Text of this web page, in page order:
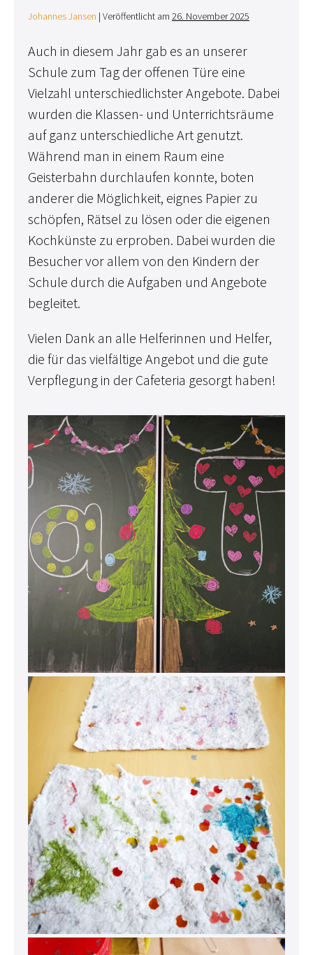
Johannes Jansen | Veröffentlicht am 26. November 2025
Auch in diesem Jahr gab es an unserer
Schule zum Tag der offenen Türe eine
Vielzahl unterschiedlichster Angebote. Dabei
wurden die Klassen- und Unterrichtsräume
auf ganz unterschiedliche Art genutzt.
Während man in einem Raum eine
Geisterbahn durchlaufen konnte, boten
anderer die Möglichkeit, eignes Papier zu
schöpfen, Rätsel zu lösen oder die eigenen
Kochkünste zu erproben. Dabei wurden die
Besucher vor allem von den Kindern der
Schule durch die Aufgaben und Angebote
begleitet.
Vielen Dank an alle Helferinnen und Helfer,
die für das vielfältige Angebot und die gute
Verpflegung in der Cafeteria gesorgt haben!